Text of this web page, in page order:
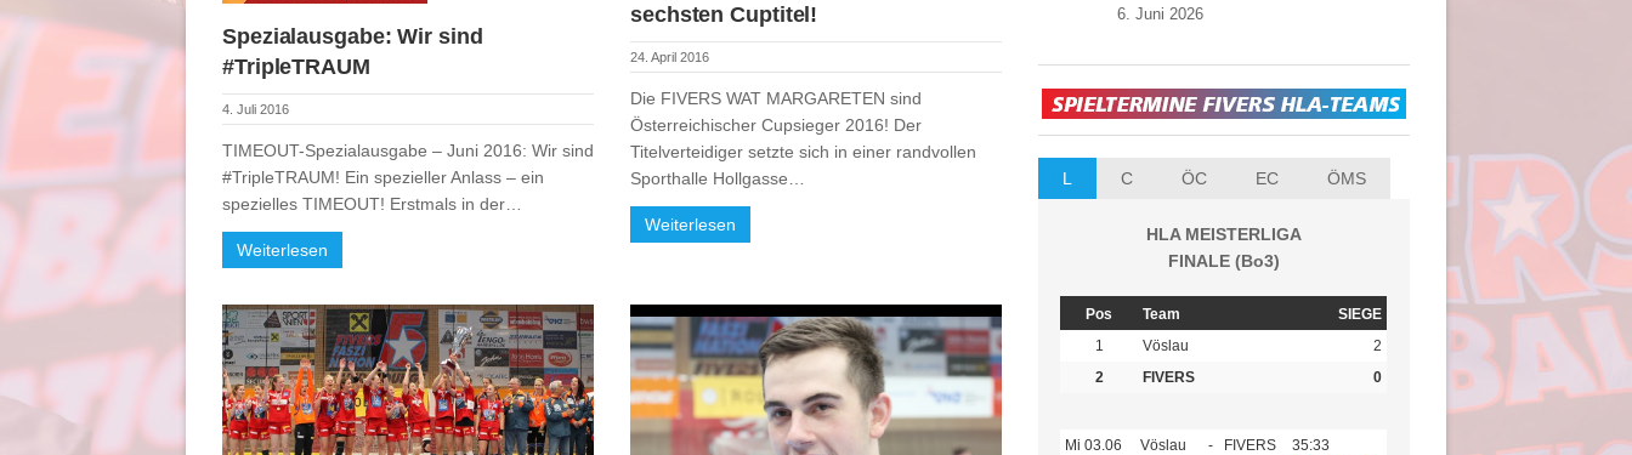
Spezialausgabe: Wir sind
#TripleTRAUM
4. Juli 2016
TIMEOUT-Spezialausgabe – Juni 2016: Wir sind
#TripleTRAUM! Ein spezieller Anlass – ein
spezielles TIMEOUT! Erstmals in der…
Weiterlesen
sechsten Cuptitel!
24. April 2016
Die FIVERS WAT MARGARETEN sind
Österreichischer Cupsieger 2016! Der
Titelverteidiger setzte sich in einer randvollen
Sporthalle Hollgasse…
Weiterlesen
6. Juni 2026
L C ÖC EC ÖMS
HLA MEISTERLIGA
FINALE (Bo3)
Pos Team
SIEGE
1
Vöslau
2
2
FIVERS 0
Mi 03.06 Vöslau - FIVERS
35:33